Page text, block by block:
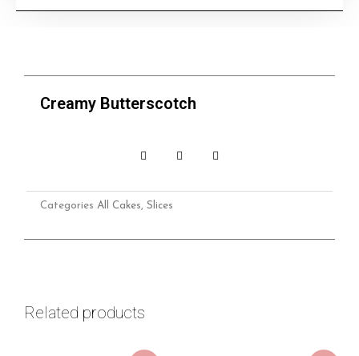
Creamy Butterscotch
Categories All Cakes, Slices
Related products